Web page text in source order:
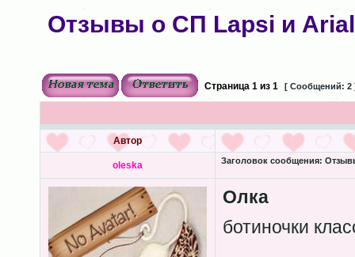
Отзывы о СП Lapsi и
Страница 1из 1 [ Сообщений: 2
Автор
oleska Заголовок сообщения:
Олка
ботиночки